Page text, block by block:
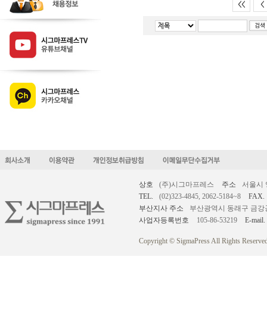
<< <
상호 (주)시그마프레스 주소
서울시
TEL.
(02)323-4845, 2062-5184~8
FAX.
부산지사 주소
부산광역시 동래구 금강
사업자등록번호
105-86-53219 E-mail.
Copyright © SigmaPress All Rights